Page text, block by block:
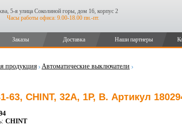
5-я улица Соколиной горы, дом 16, корпус 2
Часы работы офиса: 9.00-18.00 пн.-пт.
Заказы Доставка Наши партнеры
продукция Автоматические выключатели
CHINT, 32А, 1P, B. Артикул
CHINT